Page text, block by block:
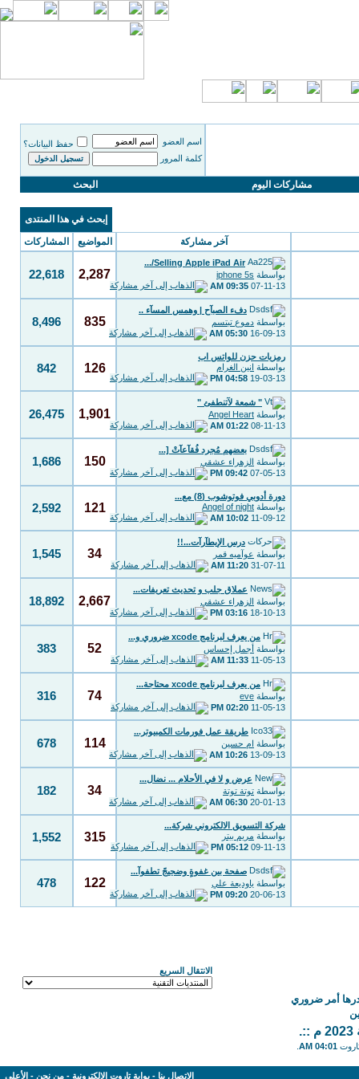
اسم العضو
حفظ البيانات؟
كلمة المرور
مشاركات اليوم البحث
إبحث في هذا المنتدى
آخر مشاركة
المواضيع المشاركات
Selling Apple iPad Air/...
بواسطة iphone 5s
07-11-13
09:35 AM
2,287
22,618
دفء الصبآح | وهمس المسآء ..
بواسطة دموع تبتسم
16-09-13
05:30 AM
835
8,496
رمزيات حزن للواتس اب
بواسطة انين الغرام
19-03-13
04:58 PM
126
842
" شمعة لآتنطفئ "
بواسطة Angel Heart
08-11-13
01:22 AM
1,901
26,475
بعضهم مُجرد فُقآعآتْ [...
بواسطة الزهراء عشقي
07-05-13
09:42 PM
150
1,686
دورة أدوبي فوتوشوب (8) مع...
بواسطة Angel of night
11-09-12
10:02 AM
121
2,592
درس الإيطآرآت...!!
بواسطة عوآميه قمر
31-07-11
11:20 AM
34
1,545
عملاق جلب و تحديث تعريفات...
بواسطة الزهراء عشقي
18-10-13
03:16 PM
2,667
18,892
من يعرف لبرنامج xcode ضروري و...
بواسطة أجمل إحساس
11-05-13
11:33 AM
52
383
من يعرف لبرنامج xcode محتاجة...
بواسطة eve
11-05-13
02:20 PM
74
316
طريقة عمل فورمات الكمبيوتر...
بواسطة ام حسين
13-09-13
10:26 AM
114
678
عرض و لا في الأحلام ... نضال...
بواسطة توتة توتة
20-01-13
06:30 AM
34
182
شركة التسويق الالكتروني شركة...
بواسطة مريم بيتر
09-11-13
05:12 PM
315
1,552
صفحة بين غفوةٍ وضجيجً تطفوآ...
بواسطة ياوديعة علي
20-06-13
09:20 PM
122
478
الانتقال السريع
أمر ضروري
04:01 AM
الاتصال بنا - بوابة تاروت الإلكترونية - من نحن - الأعلى